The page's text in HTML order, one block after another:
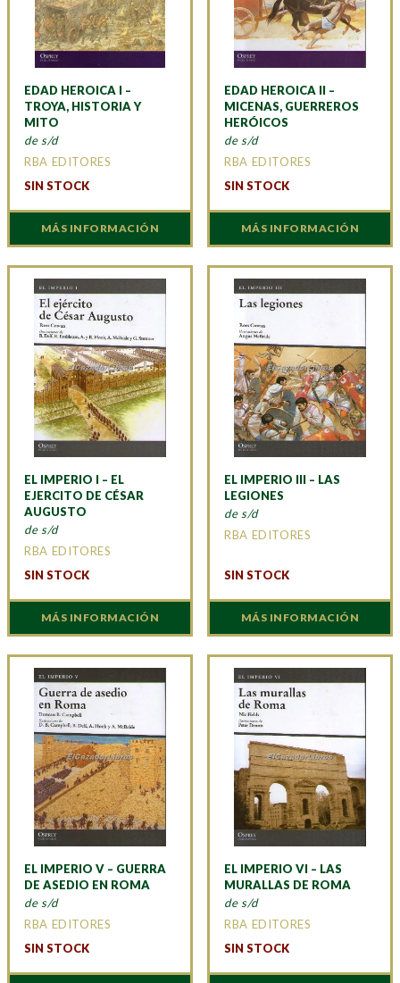
EDAD HEROICA I –
TROYA, HISTORIA Y
MITO
de s/d
RBA EDITORES
SIN STOCK
MÁS INFORMACIÓN
EDAD HEROICA II –
MICENAS, GUERREROS
HERÓICOS
de s/d
RBA EDITORES
SIN STOCK
MÁS INFORMACIÓN
EL IMPERIO I – EL
EJERCITO DE CÉSAR
AUGUSTO
de s/d
RBA EDITORES
SIN STOCK
MÁS INFORMACIÓN
EL IMPERIO III – LAS
LEGIONES
de s/d
RBA EDITORES
SIN STOCK
MÁS INFORMACIÓN
EL IMPERIO V – GUERRA
DE ASEDIO EN ROMA
de s/d
RBA EDITORES
SIN STOCK
EL IMPERIO VI – LAS
MURALLAS DE ROMA
de s/d
RBA EDITORES
SIN STOCK